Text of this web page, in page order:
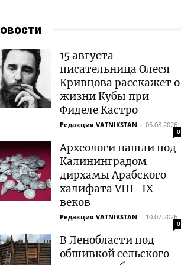
15 августа
писательница Олеся
Кривцова расскажет о
жизни Кубы при
Фиделе Кастро
Редакция VATNIKSTAN - 05.08.2026
0
Археологи нашли под
Калининградом
дирхамы Арабского
халифата VIII–IX
веков
Редакция VATNIKSTAN - 10.07.2026
0
В Ленобласти под
обшивкой сельского